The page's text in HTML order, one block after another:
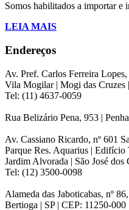
Somos habilitados a importar
LEIA MAIS
Endereços
Av. Pref. Carlos Ferreira
Vila Mogilar | Mogi das Cruzes
Tel: (11) 4637-0059
Rua Belizário Pena, 953 |
Av. Cassiano Ricardo, nº 601
Parque Res. Aquarius |
Jardim Alvorada | São José dos
Tel: (12) 3500-0098
Alameda das Jaboticabas, nº
Bertioga | SP | CEP: 11250-000